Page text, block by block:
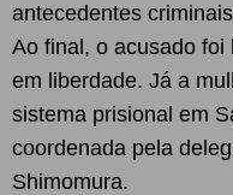
antecedentes
Ao final, o acusado
em liberdade. Já a
sistema prisional em
coordenada pela
Shimomura.